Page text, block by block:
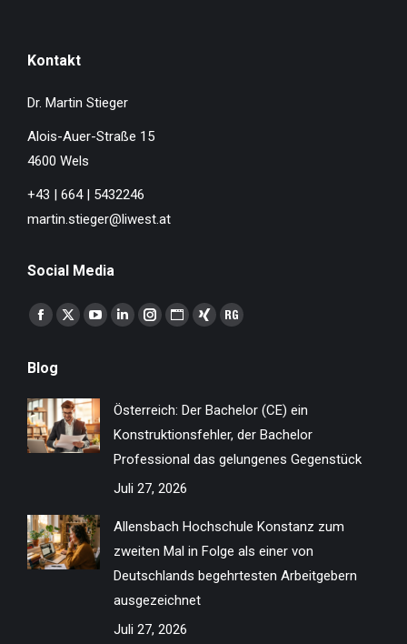
Kontakt
Dr. Martin Stieger
Alois-Auer-Straße 15
4600 Wels
+43 | 664 | 5432246
martin.stieger@liwest.at
Social Media
Finden Sie uns auf:
Facebook
opens
in
new
window
X
in
new
window
YouTube
in
new
window
Linkedin
new
window
Instagram
new
window
Website
new
window
XING
new
window
ResearchGate
new
window
Blog
Österreich: Der Bachelor (CE) ein
Konstruktionsfehler, der Bachelor
Professional das gelungenes Gegenstück
Juli 27, 2026
Allensbach Hochschule Konstanz zum
zweiten Mal in Folge als einer von
Deutschlands begehrtesten Arbeitgebern
ausgezeichnet
Juli 27, 2026